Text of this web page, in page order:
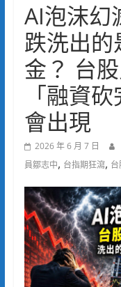
AI泡沫幻
跌洗出的
金？ 台
「融資
會出現
2026 年 6 月 7 日
員鄒志中, 台指期狂瀉,